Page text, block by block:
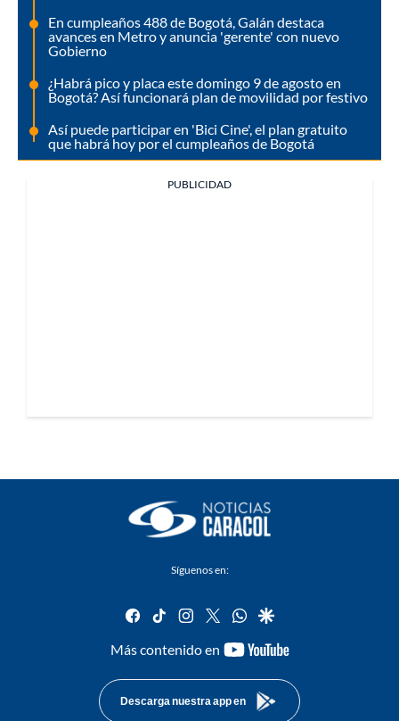
En cumpleaños 488 de Bogotá, Galán destaca
avances en Metro y anuncia 'gerente' con nuevo
Gobierno
¿Habrá pico y placa este domingo 9 de agosto en
Bogotá? Así funcionará plan de movilidad por festivo
Así puede participar en 'Bici Cine', el plan gratuito
que habrá hoy por el cumpleaños de Bogotá
PUBLICIDAD
Síguenos en:
facebook
tiktok instagram
twitterwhatsapp
google
Más contenido en
youtube-
Descarga nuestra app en